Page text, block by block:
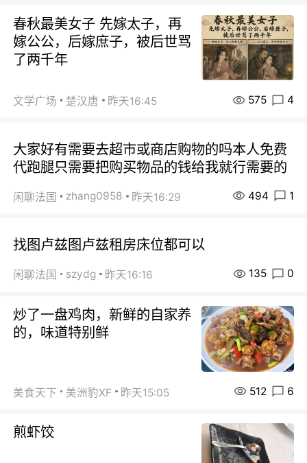
春秋最美女子 先嫁太子，再
嫁公公，后嫁庶子，被后世骂
了两千年
文学广场 楚汉唐 昨天16:45 575 4
大家好有需要去超市或商店购物的吗本人免费
代跑腿只需要把购买物品的钱给我就行需要的
闲聊法国 zhang0958 昨天16:29 494 1
找图卢兹图卢兹租房床位都可以
闲聊法国 szydg 昨天16:16 135 0
炒了一盘鸡肉，新鲜的自家养
的，味道特别鲜
美食天下 美洲豹XF 昨天15:05 512 6
煎虾饺